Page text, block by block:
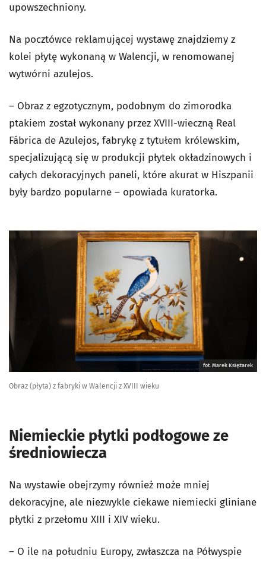
upowszechniony.
Na pocztówce reklamującej wystawę znajdziemy z
kolei płytę wykonaną w Walencji, w renomowanej
wytwórni azulejos.
– Obraz z egzotycznym, podobnym do zimorodka
ptakiem został wykonany przez XVIII-wieczną Real
Fábrica de Azulejos, fabrykę z tytułem królewskim,
specjalizującą się w produkcji płytek okładzinowych i
całych dekoracyjnych paneli, które akurat w Hiszpanii
były bardzo popularne – opowiada kuratorka.
fot. Marek Księżarek
Obraz (płyta) z fabryki w Walencji z XVIII wieku
Niemieckie płytki podłogowe ze
średniowiecza
Na wystawie obejrzymy również może mniej
dekoracyjne, ale niezwykle ciekawe niemiecki gliniane
płytki z przełomu XIII i XIV wieku.
– O ile na południu Europy, zwłaszcza na Półwyspie